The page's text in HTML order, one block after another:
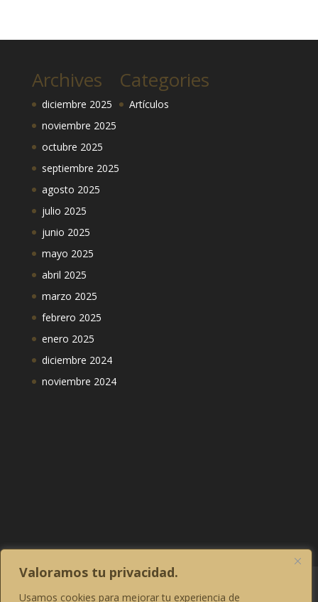
Valoramos tu privacidad.
Usamos cookies para mejorar tu experiencia de
Archives
diciembre 2025
noviembre 2025
octubre 2025
septiembre 2025
agosto 2025
julio 2025
junio 2025
mayo 2025
abril 2025
marzo 2025
febrero 2025
enero 2025
diciembre 2024
noviembre 2024
Categories
Artículos